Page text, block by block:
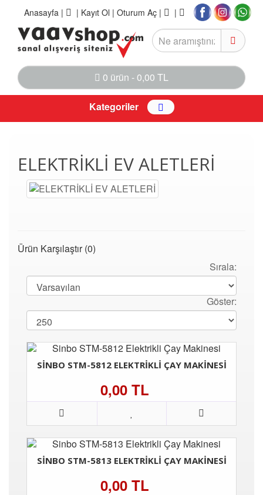
Anasayfa | | Kayıt Ol | Oturum Aç | |
0 ürün - 0,00 TL
Kategoriler
ELEKTRİKLİ EV ALETLERİ
Ürün Karşılaştır (0)
Sırala:
Göster:
SINBO STM-5812 ELEKTRIKLI ÇAY MAKINESI
0,00 TL
SINBO STM-5813 ELEKTRIKLI ÇAY MAKINESI
0,00 TL